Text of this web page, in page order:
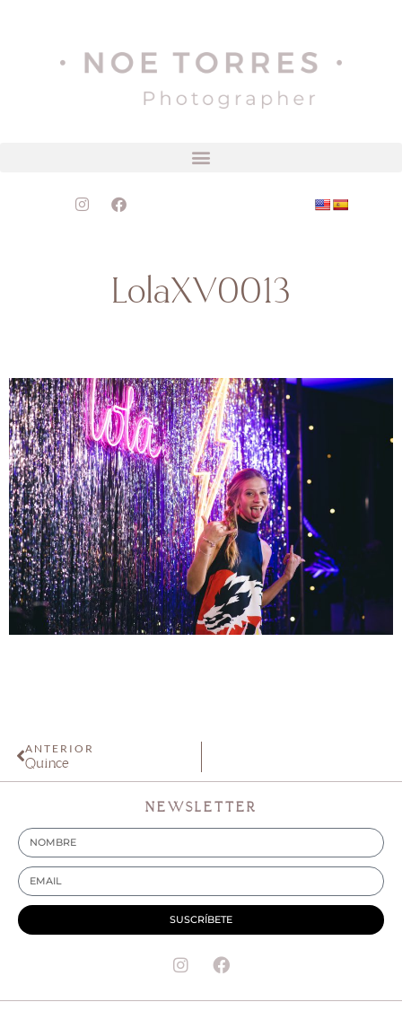
LolaXV0013
ANTERIOR
Quince
NEWSLETTER
SUSCRÍBETE